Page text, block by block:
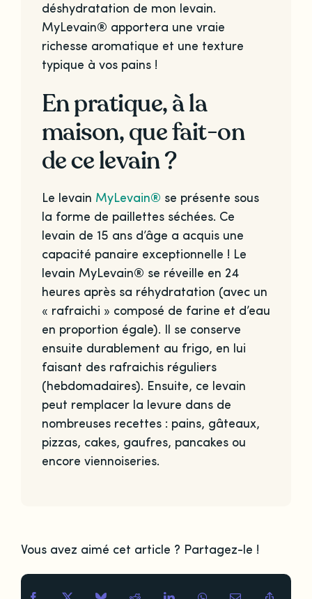
déshydratation de mon levain.
MyLevain® apportera une vraie
richesse aromatique et une texture
typique à vos pains !
En pratique, à la
maison, que fait-on
de ce levain ?
Le levain MyLevain® se présente sous
la forme de paillettes séchées. Ce
levain de 15 ans d’âge a acquis une
capacité panaire exceptionnelle ! Le
levain MyLevain® se réveille en 24
heures après sa réhydratation (avec un
« rafraichi » composé de farine et d’eau
en proportion égale). Il se conserve
ensuite durablement au frigo, en lui
faisant des rafraichis réguliers
(hebdomadaires). Ensuite, ce levain
peut remplacer la levure dans de
nombreuses recettes : pains, gâteaux,
pizzas, cakes, gaufres, pancakes ou
encore viennoiseries.
Vous avez aimé cet article ? Partagez-le !